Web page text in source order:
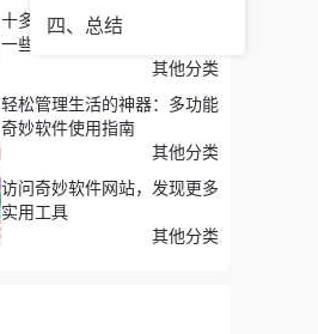
四、总结
十多年的老彩民关于数字采瓢
一些个人观点
其他分类
轻松管理生活的神器：多功能
奇妙软件使用指南
其他分类
访问奇妙软件网站，发现更多
实用工具
其他分类